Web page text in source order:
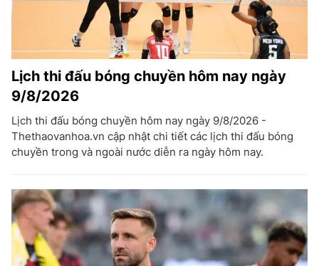
Lịch thi đấu bóng chuyền hôm nay ngày
9/8/2026
Lịch thi đấu bóng chuyền hôm nay ngày 9/8/2026 -
Thethaovanhoa.vn cập nhật chi tiết các lịch thi đấu bóng
chuyền trong và ngoài nước diễn ra ngày hôm nay.